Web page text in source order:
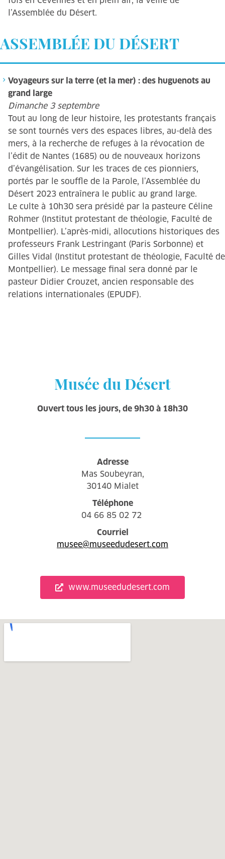
l’Assemblée du Désert.
ASSEMBLÉE DU DÉSERT
Voyageurs sur la terre (et la mer) : des huguenots au
grand large
Dimanche 3 septembre
Tout au long de leur histoire, les protestants français
se sont tournés vers des espaces libres, au-delà des
mers, à la recherche de refuges à la révocation de
l’édit de Nantes (1685) ou de nouveaux horizons
d’évangélisation. Sur les traces de ces pionniers,
portés par le souffle de la Parole, l’Assemblée du
Désert 2023 entraînera le public au grand large.
Le culte à 10h30 sera présidé par la pasteure Céline
Rohmer (Institut protestant de théologie, Faculté de
Montpellier). L’après-midi, allocutions historiques des
professeurs Frank Lestringant (Paris Sorbonne) et
Gilles Vidal (Institut protestant de théologie, Faculté de
Montpellier). Le message final sera donné par le
pasteur Didier Crouzet, ancien responsable des
relations internationales (EPUDF).
Musée du Désert
Ouvert tous les jours, de 9h30 à 18h30
Adresse
Mas Soubeyran,
30140 Mialet
Téléphone
04 66 85 02 72
Courriel
musee@museedudesert.com
www.museedudesert.com